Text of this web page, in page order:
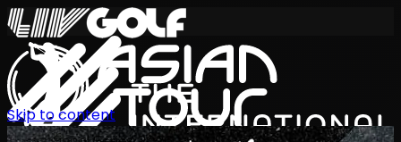
Skip to content